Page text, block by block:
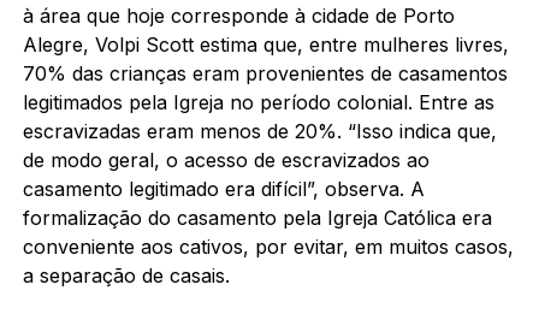
à área que hoje corresponde à cidade de Porto
Alegre, Volpi Scott estima que, entre mulheres livres,
70% das crianças eram provenientes de casamentos
legitimados pela Igreja no período colonial. Entre as
escravizadas eram menos de 20%. “Isso indica que,
de modo geral, o acesso de escravizados ao
casamento legitimado era difícil”, observa. A
formalização do casamento pela Igreja Católica era
conveniente aos cativos, por evitar, em muitos casos,
a separação de casais.